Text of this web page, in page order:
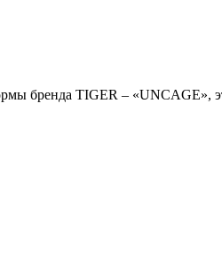
бренда TIGER – «UNCAGE»,